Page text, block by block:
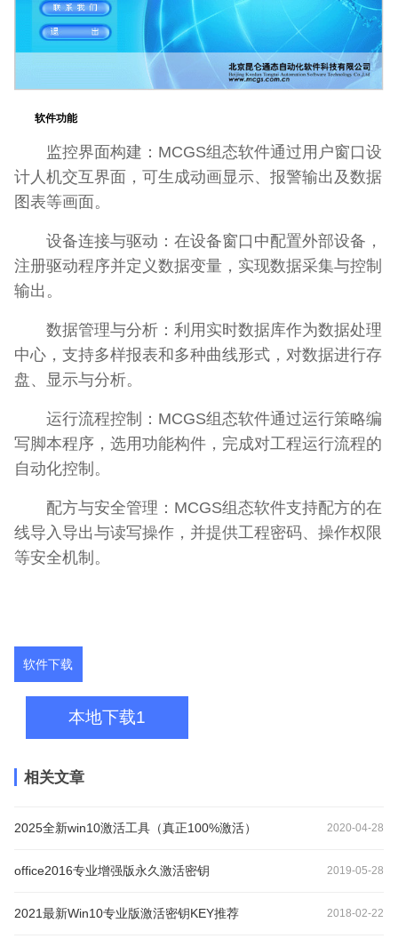
软件功能
监控界面构建：MCGS组态软件通过用户窗口设
计人机交互界面，可生成动画显示、报警输出及数据
图表等画面。
设备连接与驱动：在设备窗口中配置外部设备，
注册驱动程序并定义数据变量，实现数据采集与控制
输出。
数据管理与分析：利用实时数据库作为数据处理
中心，支持多样报表和多种曲线形式，对数据进行存
盘、显示与分析。
运行流程控制：MCGS组态软件通过运行策略编
写脚本程序，选用功能构件，完成对工程运行流程的
自动化控制。
配方与安全管理：MCGS组态软件支持配方的在
线导入导出与读写操作，并提供工程密码、操作权限
等安全机制。
软件下载
本地下载1
相关文章
2025全新win10激活工具（真正100%激活） 2020-04-28
office2016专业增强版永久激活密钥 2019-05-28
2021最新Win10专业版激活密钥KEY推荐 2018-02-22